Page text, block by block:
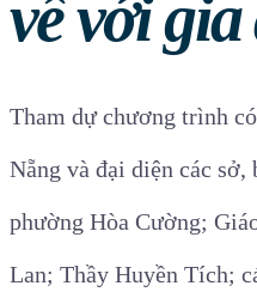
về với
Tham dự chương trình
Nẵng và đại diện các
phường Hòa Cường;
Lan; Thầy Huyền Tích;